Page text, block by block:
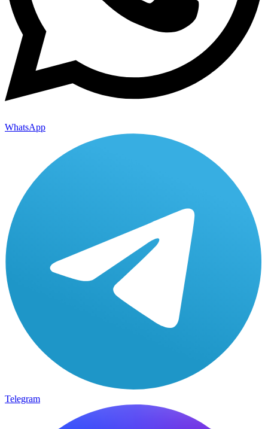
WhatsApp
Telegram